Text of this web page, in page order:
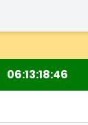
06 13 18 44